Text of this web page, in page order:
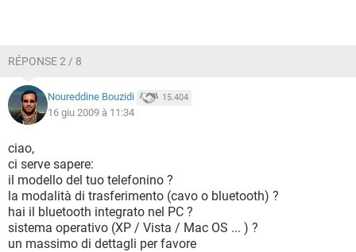
RÉPONSE 2 / 8
Noureddine Bouzidi 15.404
16 giu 2009 à 11:34
ciao,
ci serve sapere:
il modello del tuo telefonino ?
la modalità di trasferimento (cavo o bluetooth) ?
hai il bluetooth integrato nel PC ?
sistema operativo (XP / Vista / Mac OS ... ) ?
un massimo di dettagli per favore